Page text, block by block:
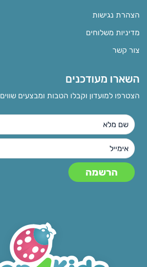
הצהרת נגישות
מדיניות משלוחים
צור קשר
השארו מעודכנים
הצטרפו למועדון וקבלו הטבות ומבצעים שווים